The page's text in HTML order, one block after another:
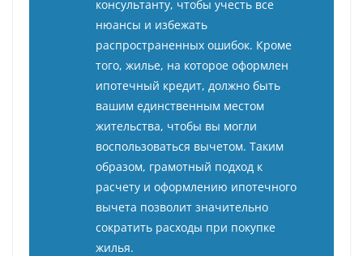
консультанту, чтобы учесть все
нюансы и избежать
распространенных ошибок. Кроме
того, жилье, на которое оформлен
ипотечный кредит, должно быть
вашим единственным местом
жительства, чтобы вы могли
воспользоваться вычетом. Таким
образом, грамотный подход к
расчету и оформлению ипотечного
вычета позволит значительно
сократить расходы при покупке
жилья.